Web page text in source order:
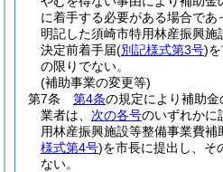
に着手する必要がある場合であ
明記した須崎市特用林産振興
決定前着手届(別記様式第3号)
の限りでない。
(補助事業の変更等)
第7条
第4条の規定により補助
業者は、 次の各号のいずれかに
用林産振興施設等整備事業費
様式第4号)を市長に提出し、そ
ない。